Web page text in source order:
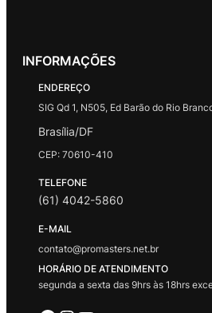
INFORMAÇÕES
ENDEREÇO
SIG Qd 1, N505, Ed Barão do Rio
Brasília/DF
CEP: 70610-410
TELEFONE
(61) 4042-5860
E-MAIL
contato@promasters.net.br
HORÁRIO DE ATENDIMENTO
segunda a sexta das 9hrs às 18hrs